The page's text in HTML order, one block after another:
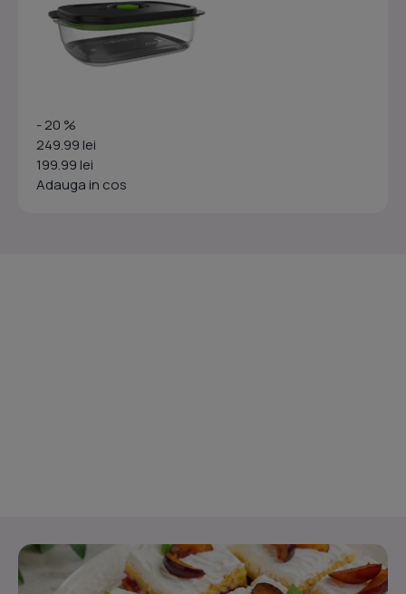
- 20 %
249.99 lei
199.99 lei
Adauga in cos